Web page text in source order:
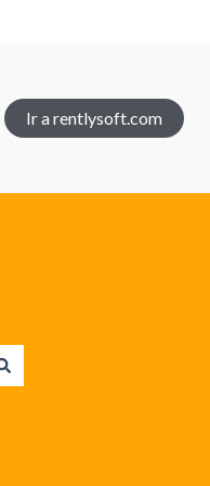
Ir a rentlysoft.com